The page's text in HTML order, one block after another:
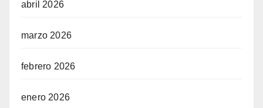
abril 2026
marzo 2026
febrero 2026
enero 2026